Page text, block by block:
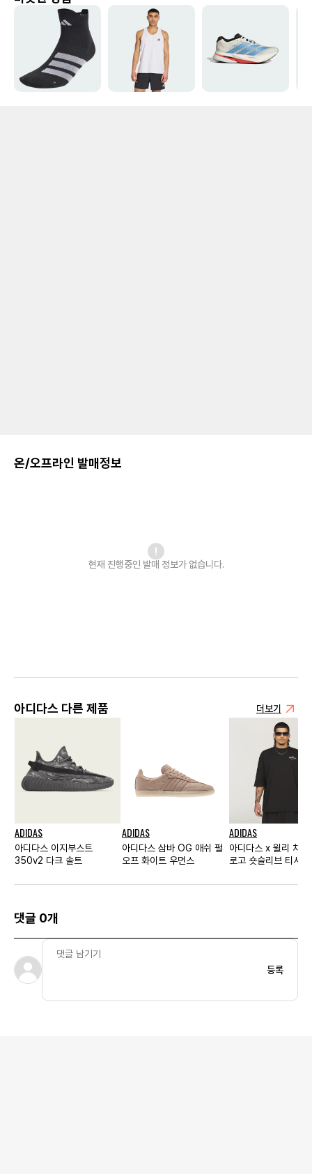
온/오프라인 발매정보
현재 진행중인 발매 정보가 없습니다.
아디다스 다른 제품 더보기
ADIDAS
아디다스 이지부스트
350v2 다크 솔트
ADIDAS
아디다스 삼바 OG 애쉬 펄
오프 화이트 우먼스
ADIDAS
아디다스 x 윌리 차바
로고 숏슬리브 티셔
댓글 0개
등록